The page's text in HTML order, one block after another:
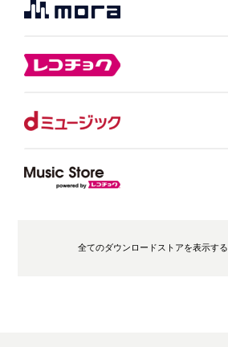
全てのダウンロードストアを表示する